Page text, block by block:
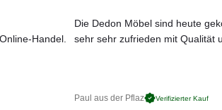
der Firma Kvadrat, der speziell für den
Trevira CS, 560g/m. Lichtechtheit: 7; ISO 1-5,
mit antibakterieler Ausrüstung wurde für
JETZT MUSTER
Handel.
Die Dedon Möbel sind heute
sehr sehr zufrieden mit Qualität
Paul aus der Pflaz Verifizierter Kauf